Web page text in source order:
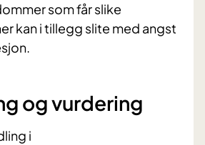
som får slike
kan i tillegg slite med angst
og vurdering
i